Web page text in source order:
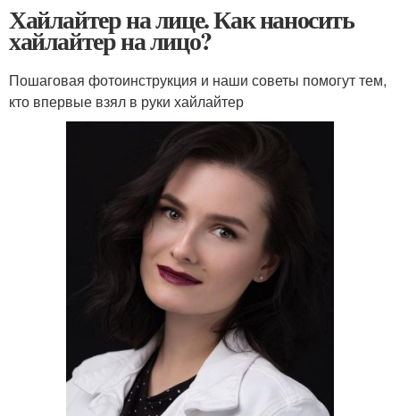
Хайлайтер на лице. Как наносить
хайлайтер на лицо?
Пошаговая фотоинструкция и наши советы помогут тем,
кто впервые взял в руки хайлайтер